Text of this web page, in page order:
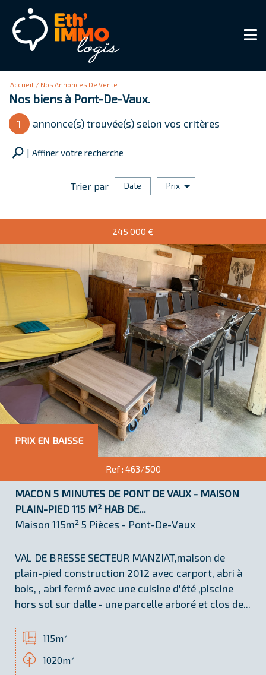
Accueil Nos Annonces De Vente
Nos biens à Pont-De-Vaux.
1 annonce(s) trouvée(s) selon vos critères
Affiner votre recherche
surface(m²)
5KM 10KM 25KM
Critères supplémentaires
Piscine Parking
RECHERCHE
+ de critères >
Trier par Date Prix
PRIX EN BAISSE
245 000 €
Ref : 463/500
MACON 5 MINUTES DE PONT DE VAUX - MAISON
PLAIN-PIED 115 M² HAB DE...
Maison 115m² 5 Pièces - Pont-De-Vaux
VAL DE BRESSE SECTEUR MANZIAT,maison de
plain-pied construction 2012 avec carport, abri à
bois, , abri fermé avec une cuisine d'été ,piscine
hors sol sur dalle - une parcelle arboré et clos de...
115m²
1020m²